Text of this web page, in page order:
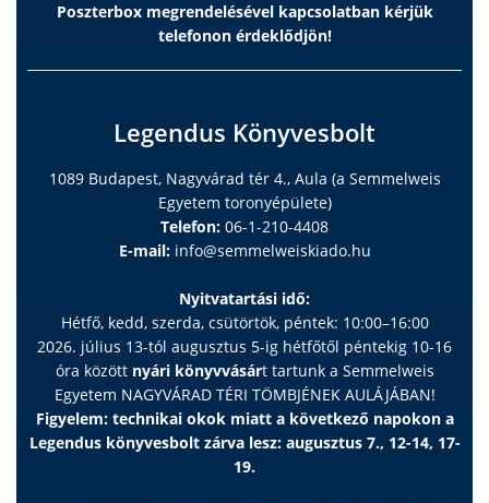
Poszterbox megrendelésével kapcsolatban kérjük
telefonon érdeklődjön!
Legendus Könyvesbolt
1089 Budapest, Nagyvárad tér 4., Aula (a Semmelweis
Egyetem toronyépülete)
Telefon: 06-1-210-4408
E-mail: info@semmelweiskiado.hu
Nyitvatartási idő:
Hétfő, kedd, szerda, csütörtök, péntek: 10:00–16:00
2026. július 13-tól augusztus 5-ig hétfőtől péntekig 10-16
óra között nyári könyvvásárt tartunk a Semmelweis
Egyetem NAGYVÁRAD TÉRI TÖMBJÉNEK AULÁJÁBAN!
Figyelem: technikai okok miatt a következő napokon a
Legendus könyvesbolt zárva lesz: augusztus 7., 12-14, 17-
19.